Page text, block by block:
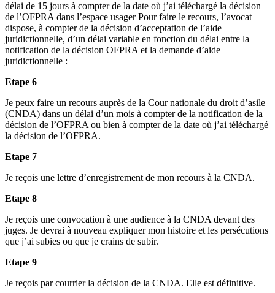
délai de 15 jours à compter de la date où j’ai téléchargé la décision
de l’OFPRA dans l’espace usager Pour faire le recours, l’avocat
dispose, à compter de la décision d’acceptation de l’aide
juridictionnelle, d’un délai variable en fonction du délai entre la
notification de la décision OFPRA et la demande d’aide
juridictionnelle :
Etape 6
Je peux faire un recours auprès de la Cour nationale du droit d’asile
(CNDA) dans un délai d’un mois à compter de la notification de la
décision de l’OFPRA ou bien à compter de la date où j’ai téléchargé
la décision de l’OFPRA.
Etape 7
Je reçois une lettre d’enregistrement de mon recours à la CNDA.
Etape 8
Je reçois une convocation à une audience à la CNDA devant des
juges. Je devrai à nouveau expliquer mon histoire et les persécutions
que j’ai subies ou que je crains de subir.
Etape 9
Je reçois par courrier la décision de la CNDA. Elle est définitive.